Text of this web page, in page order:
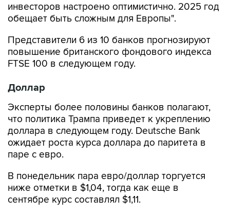
Представители 6 из 10 банков прогнозируют
FTSE 100 в следующем году.
Доллар
Эксперты более половины банков полагают,
доллара в следующем году. Deutsche Bank
ожидает роста курса доллара до паритета в
паре с евро.
В понедельник пара евро/доллар торгуется
сентябре курс составлял $1,11.
"Трамп не будет испытывать никаких